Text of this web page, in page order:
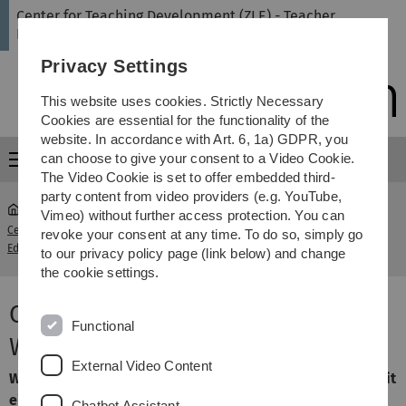
Skip
Skip
Skip
Skip
Center for Teaching Development (ZLE) - Teacher
Education
Menu
Center for Teaching Development (ZLE) - Teacher
Education
... podcast
Chili Con Science – Scharf auf
Wissenschaft
Wie wissenschaftliches Arbeiten funktioniert – erklärt mit
einem Chili-Rezept!
Privacy Settings
This website uses cookies. Strictly Necessary
Cookies are essential for the functionality of the
website. In accordance with Art. 6, 1a) GDPR, you
can choose to give your consent to a Video Cookie.
The Video Cookie is set to offer embedded third-
party content from video providers (e.g. YouTube,
Vimeo) without further access protection. You can
revoke your consent at any time. To do so, simply go
to our privacy policy page (link below) and change
the cookie settings.
Functional
External Video Content